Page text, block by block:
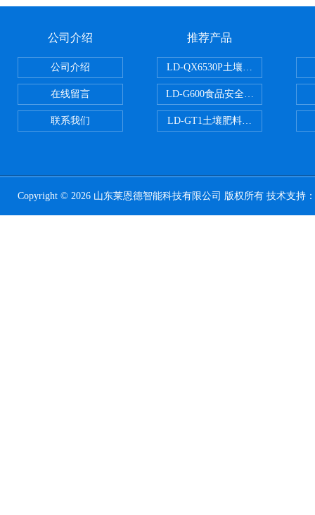
公司介绍
公司介绍
在线留言
联系我们
推荐产品
LD-QX6530P土壤氧化还原电位检
LD-G600食品安全检测仪
LD-GT1土壤肥料养分检测仪
Copyright © 2026 山东莱恩德智能科技有限公司 版权所有 技术支持：